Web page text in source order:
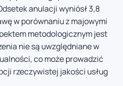
anulacji wyniósł 3,8
w porównaniu z majowymi
metodologicznym jest
nie są uwzględniane w
co może prowadzić
rzeczywistej jakości usług